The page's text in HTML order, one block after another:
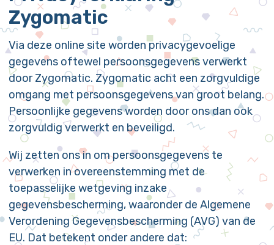
Zygomatic
Via deze online site worden privacygevoelige
gegevens oftewel persoonsgegevens verwerkt
door Zygomatic. Zygomatic acht een zorgvuldige
omgang met persoonsgegevens van groot belang.
Persoonlijke gegevens worden door ons dan ook
zorgvuldig verwerkt en beveiligd.
Wij zetten ons in om persoonsgegevens te
verwerken in overeenstemming met de
toepasselijke wetgeving inzake
gegevensbescherming, waaronder de Algemene
Verordening Gegevensbescherming (AVG) van de
EU. Dat betekent onder andere dat: